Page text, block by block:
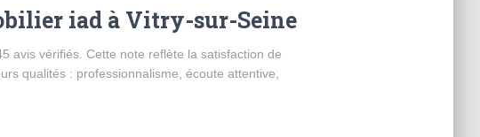
iad à Vitry-sur-Seine
avis vérifiés. Cette note reflète la satisfaction de
qualités : professionnalisme, écoute attentive,